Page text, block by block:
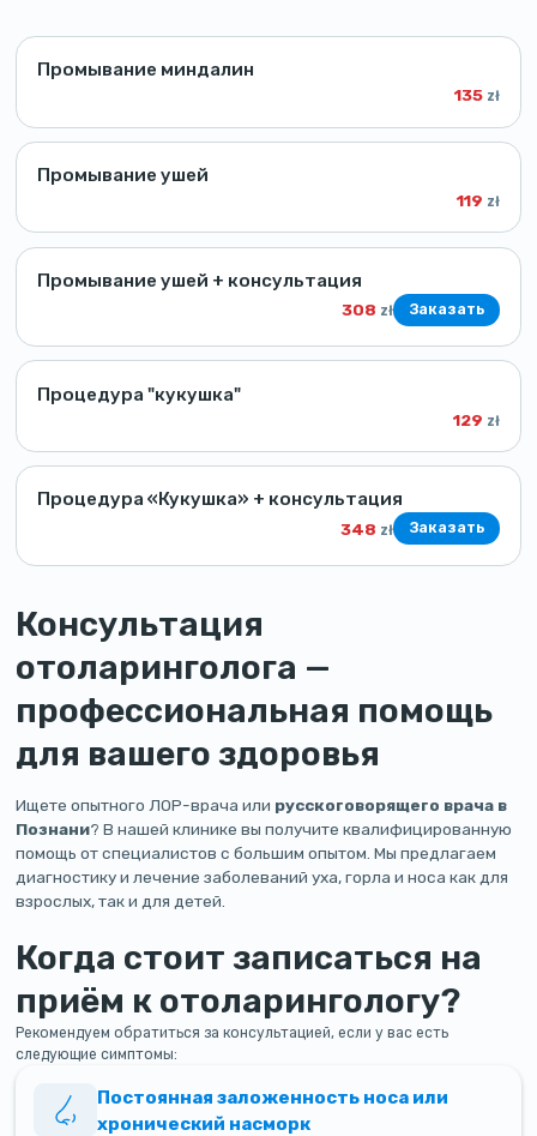
Промывание миндалин
135 zł
Промывание ушей
119 zł
Промывание ушей + консультация
308 zł Заказать
Процедура "кукушка"
129 zł
Процедура «Кукушка» + консультация
348 zł Заказать
Консультация
отоларинголога —
профессиональная помощь
для вашего здоровья
Ищете опытного ЛОР-врача или русскоговорящего врача в
Познани? В нашей клинике вы получите квалифицированную
помощь от специалистов с большим опытом. Мы предлагаем
диагностику и лечение заболеваний уха, горла и носа как для
взрослых, так и для детей.
Когда стоит записаться на
приём к отоларингологу?
Рекомендуем обратиться за консультацией, если у вас есть
следующие симптомы:
Постоянная заложенность носа или
хронический насморк